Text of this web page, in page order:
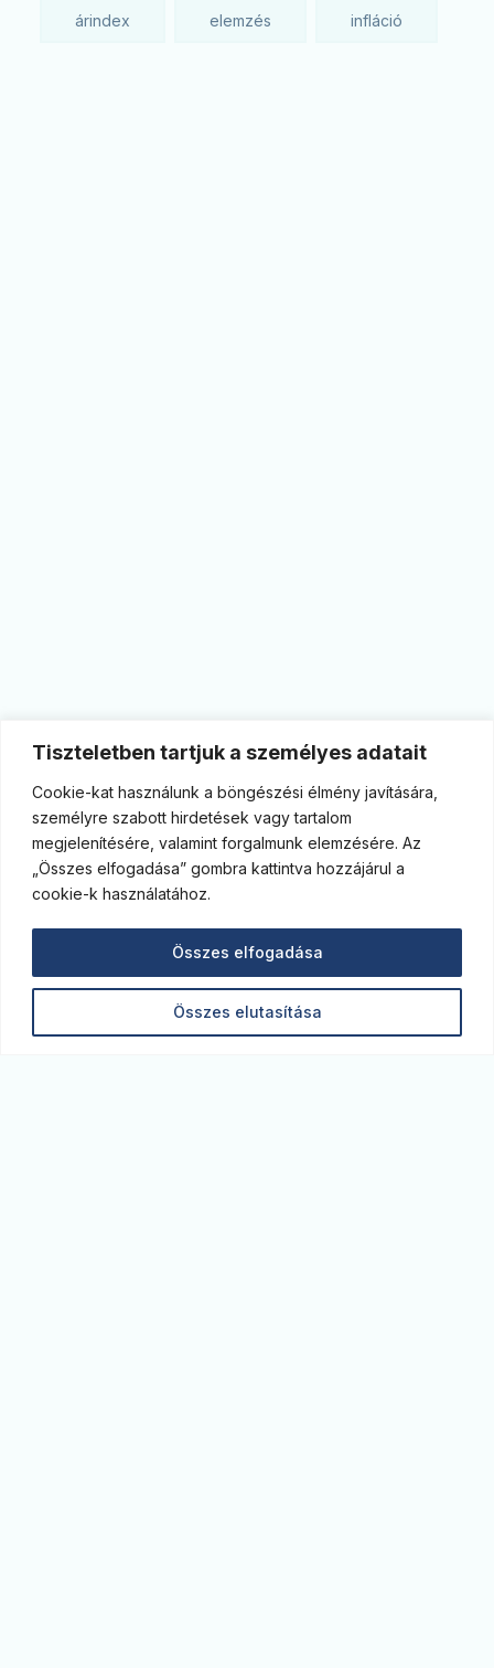
Tiszteletben tartjuk a személyes adatait
Cookie-kat használunk a böngészési élmény javítására,
személyre szabott hirdetések vagy tartalom
megjelenítésére, valamint forgalmunk elemzésére. Az
„Összes elfogadása” gombra kattintva hozzájárul a
cookie-k használatához.
Összes elutasítása
Összes elfogadása
árindex elemzés infláció